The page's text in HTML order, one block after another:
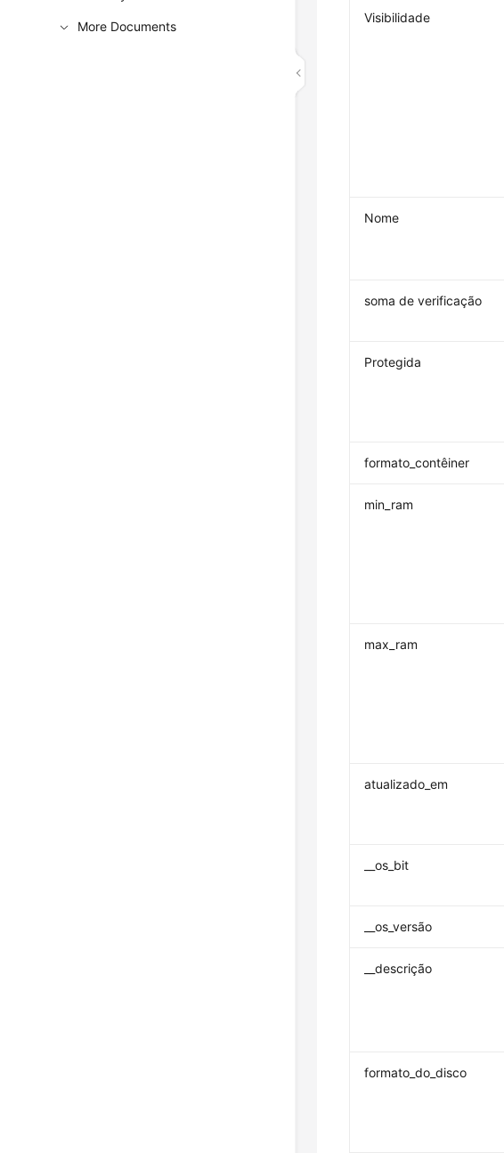
More Documents
Visibilidade
Nome
soma de verificação
Protegida
formato_contêiner
min_ram
max_ram
atualizado_em
__os_bit
__os_versão
__descrição
formato_do_disco